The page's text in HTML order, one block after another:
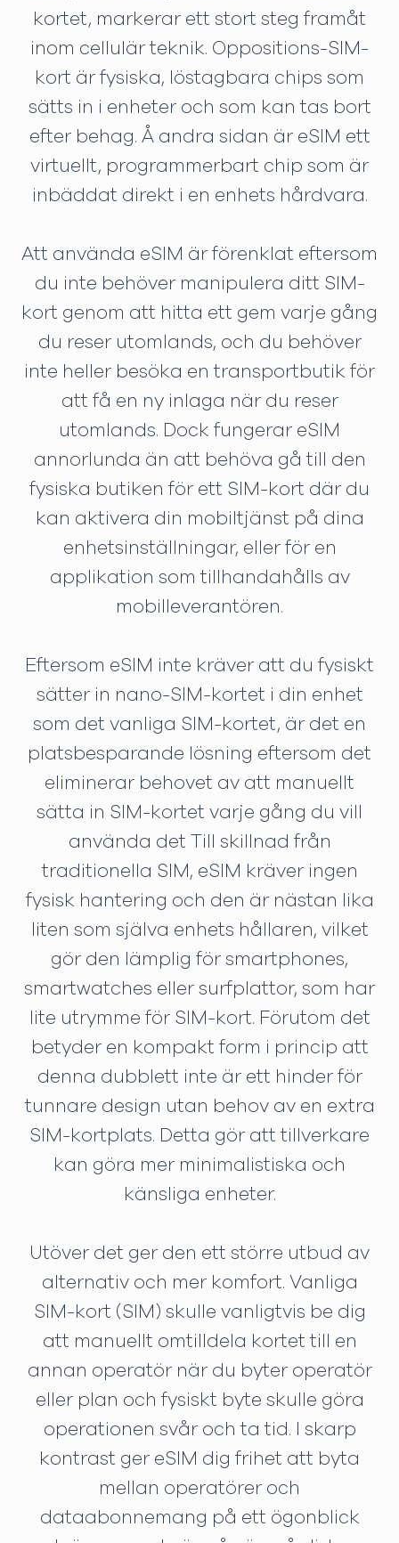
kortet, markerar ett stort steg framåt
inom cellulär teknik. Oppositions-SIM-
kort är fysiska, löstagbara chips som
sätts in i enheter och som kan tas bort
efter behag. Å andra sidan är eSIM ett
virtuellt, programmerbart chip som är
inbäddat direkt i en enhets hårdvara.
Att använda eSIM är förenklat eftersom
du inte behöver manipulera ditt SIM-
kort genom att hitta ett gem varje gång
du reser utomlands, och du behöver
inte heller besöka en transportbutik för
att få en ny inlaga när du reser
utomlands. Dock fungerar eSIM
annorlunda än att behöva gå till den
fysiska butiken för ett SIM-kort där du
kan aktivera din mobiltjänst på dina
enhetsinställningar, eller för en
applikation som tillhandahålls av
mobilleverantören.
Eftersom eSIM inte kräver att du fysiskt
sätter in nano-SIM-kortet i din enhet
som det vanliga SIM-kortet, är det en
platsbesparande lösning eftersom det
eliminerar behovet av att manuellt
sätta in SIM-kortet varje gång du vill
använda det Till skillnad från
traditionella SIM, eSIM kräver ingen
fysisk hantering och den är nästan lika
liten som själva enhets hållaren, vilket
gör den lämplig för smartphones,
smartwatches eller surfplattor, som har
lite utrymme för SIM-kort. Förutom det
betyder en kompakt form i princip att
denna dubblett inte är ett hinder för
tunnare design utan behov av en extra
SIM-kortplats. Detta gör att tillverkare
kan göra mer minimalistiska och
känsliga enheter.
Utöver det ger den ett större utbud av
alternativ och mer komfort. Vanliga
SIM-kort (SIM) skulle vanligtvis be dig
att manuellt omtilldela kortet till en
annan operatör när du byter operatör
eller plan och fysiskt byte skulle göra
operationen svår och ta tid. I skarp
kontrast ger eSIM dig frihet att byta
mellan operatörer och
dataabonnemang på ett ögonblick